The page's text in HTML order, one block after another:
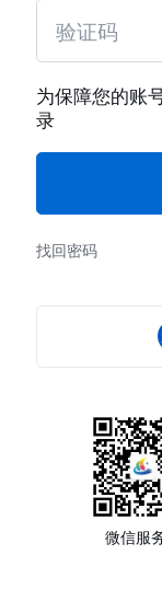
为保障您的账
录
找回密码
微信服